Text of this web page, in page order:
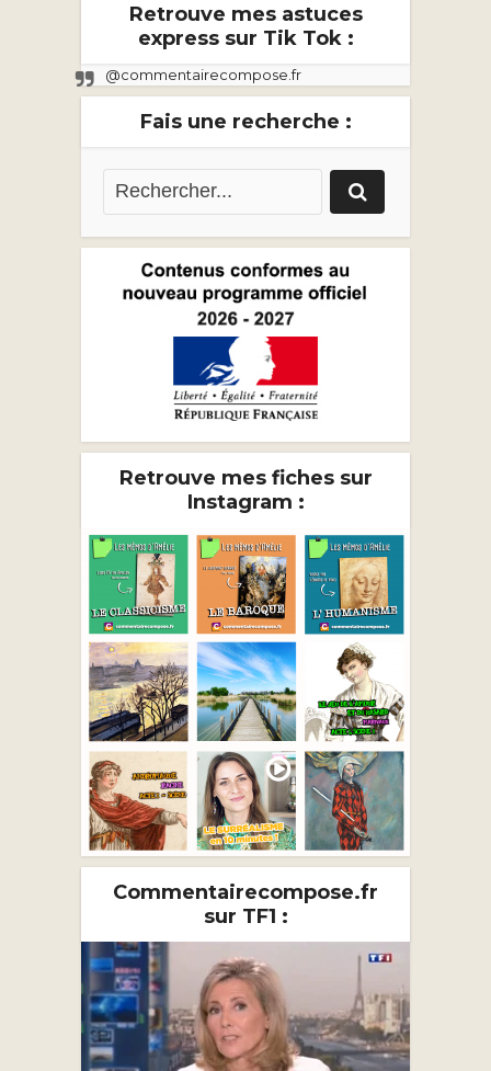
Retrouve mes astuces
express sur Tik Tok :
@commentairecompose.fr
Fais une recherche :
Retrouve mes fiches sur
Instagram :
Commentairecompose.fr
sur TF1 :